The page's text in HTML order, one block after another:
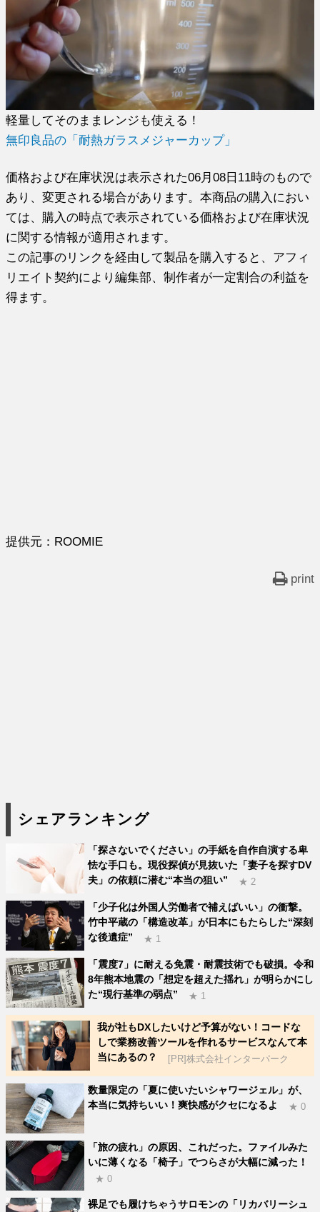
軽量してそのままレンジも使える！
無印良品の「耐熱ガラスメジャーカップ」
価格および在庫状況は表示された06月08日11時のもので
あり、変更される場合があります。本商品の購入におい
ては、購入の時点で表示されている価格および在庫状況
に関する情報が適用されます。
この記事のリンクを経由して製品を購入すると、アフィ
リエイト契約により編集部、制作者が一定割合の利益を
得ます。
提供元：ROOMIE
print
シェアランキング
「探さないでください」の手紙を自作自演する卑
怯な手口も。現役探偵が見抜いた「妻子を探すDV
夫」の依頼に潜む“本当の狙い”
★ 2
「少子化は外国人労働者で補えばいい」の衝撃。
竹中平蔵の「構造改革」が日本にもたらした“深刻
な後遺症”
★ 1
「震度7」に耐える免震・耐震技術でも破損。令和
8年熊本地震の「想定を超えた揺れ」が明らかにし
た“現行基準の弱点”
★ 1
我が社もDXしたいけど予算がない！コードな
しで業務改善ツールを作れるサービスなんて本
当にあるの？
[PR]株式会社インターパーク
数量限定の「夏に使いたいシャワージェル」が、
本当に気持ちいい！爽快感がクセになるよ
★ 0
「旅の疲れ」の原因、これだった。ファイルみた
いに薄くなる「椅子」でつらさが大幅に減った！
★ 0
裸足でも履けちゃうサロモンの「リカバリーシュ